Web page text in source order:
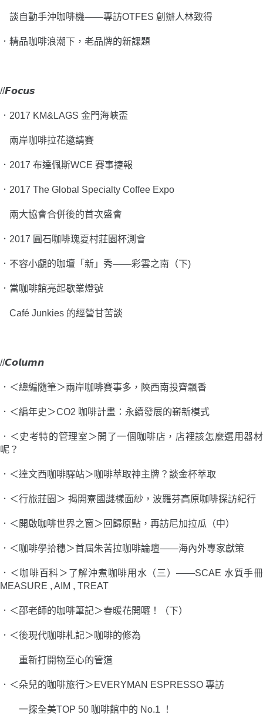
談自動手沖咖啡機——專訪OTFES 創辦人林致得
． 精品咖啡浪潮下，老品牌的新課題
//𝙁𝙤𝙘𝙪𝙨
． 2017 KM&LAGS 金門海峽盃
兩岸咖啡拉花邀請賽
． 2017 布達佩斯WCE 賽事捷報
． 2017 The Global Specialty Coffee Expo
兩大協會合併後的首次盛會
． 2017 圓石咖啡瑰夏村莊園杯測會
． 不容小覷的咖壇「新」秀——彩雲之南（下)
． 當咖啡館亮起歇業燈號
Café Junkies 的經營甘苦談
//𝘾𝙤𝙡𝙪𝙢𝙣
．＜總編隨筆＞兩岸咖啡賽事多，陝西南投齊飄香
．＜編年史＞CO2 咖啡計畫：永續發展的嶄新模式
．＜史考特的管理室＞開了一個咖啡店，店裡該怎麼選用器材
呢？
．＜達文西咖啡驛站＞咖啡萃取神主牌？談金杯萃取
．＜行旅莊園＞ 揭開寮國謎樣面紗，波羅芬高原咖啡探訪紀行
．＜開啟咖啡世界之窗＞回歸原點，再訪尼加拉瓜（中）
．＜咖啡學拾穗＞首屆朱苦拉咖啡論壇——海內外專家獻策
．＜咖啡百科＞了解沖煮咖啡用水（三）——SCAE 水質手冊
MEASURE , AIM , TREAT
．＜邵老師的咖啡筆記＞春暖花開囉！（下）
．＜後現代咖啡札記＞咖啡的修為
重新打開物至心的管道
．＜朵兒的咖啡旅行＞EVERYMAN ESPRESSO 專訪
一探全美TOP 50 咖啡館中的 No.1 ！